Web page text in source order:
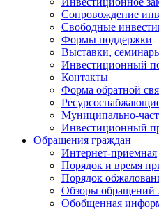
Сопровождение
Свободные
Формы поддержки
Выставки,
Инвестиционный
Контакты
Форма обратной
Муниципально-
Инвестиционный
Обращения граждан
Интернет-приемная
Порядок и время
Порядок
Обзоры обращений
Обобщенная